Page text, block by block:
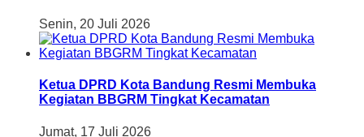
Senin, 20 Juli 2026
Ketua DPRD Kota Bandung Resmi Membuka
Kegiatan BBGRM Tingkat Kecamatan
Jumat, 17 Juli 2026